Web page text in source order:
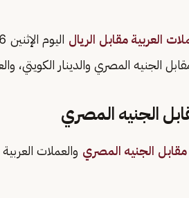
العربية مقابل الريال اليوم الإثنين 26-1-1447 في
الجنيه المصري والدينار الكويتي،
الجنيه المصري
مقابل الجنيه المصري